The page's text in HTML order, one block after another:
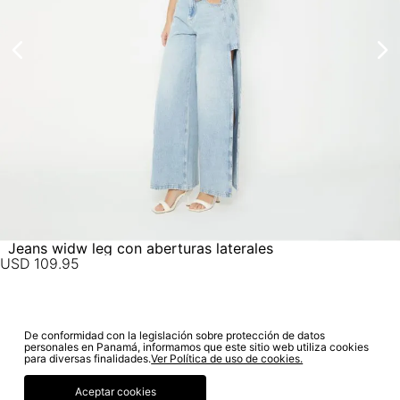
electrónico con la confirmación del mismo. Para revisar el
estado de tu compra puedes ingresar al menú de “Mi cuenta -
Mis Pedidos” en nuestra página web
www.studiofpanama.pa
Jeans widw leg con aberturas laterales
USD 109.95
SUSCRÍBETE A NUESTRO NEWSLETTER
De conformidad con la legislación sobre protección de datos
personales en Panamá, informamos que este sitio web utiliza cookies
para diversas finalidades.Ver Política de uso de cookies.
Aceptar cookies